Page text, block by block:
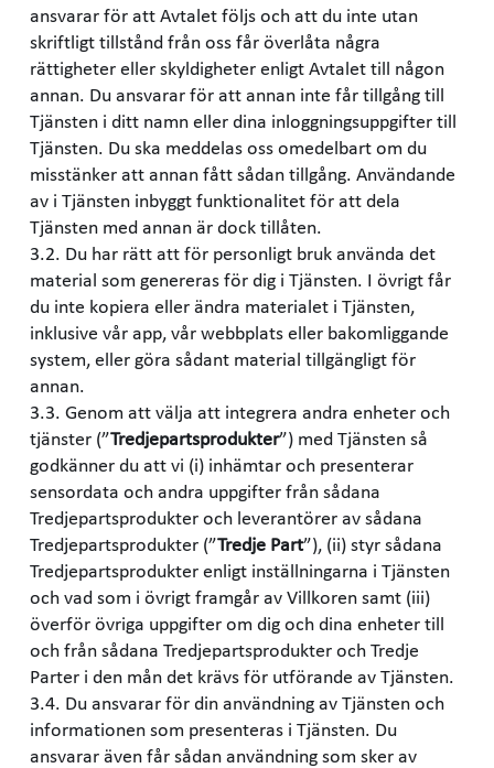
ansvarar för att Avtalet följs och att du inte utan
skriftligt tillstånd från oss får överlåta några
rättigheter eller skyldigheter enligt Avtalet till någon
annan. Du ansvarar för att annan inte får tillgång till
Tjänsten i ditt namn eller dina inloggningsuppgifter till
Tjänsten. Du ska meddelas oss omedelbart om du
misstänker att annan fått sådan tillgång. Användande
av i Tjänsten inbyggt funktionalitet för att dela
Tjänsten med annan är dock tillåten.
3.2. Du har rätt att för personligt bruk använda det
material som genereras för dig i Tjänsten. I övrigt får
du inte kopiera eller ändra materialet i Tjänsten,
inklusive vår app, vår webbplats eller bakomliggande
system, eller göra sådant material tillgängligt för
annan.
3.3. Genom att välja att integrera andra enheter och
tjänster (”Tredjepartsprodukter”) med Tjänsten så
godkänner du att vi (i) inhämtar och presenterar
sensordata och andra uppgifter från sådana
Tredjepartsprodukter och leverantörer av sådana
Tredjepartsprodukter (”Tredje Part”), (ii) styr sådana
Tredjepartsprodukter enligt inställningarna i Tjänsten
och vad som i övrigt framgår av Villkoren samt (iii)
överför övriga uppgifter om dig och dina enheter till
och från sådana Tredjepartsprodukter och Tredje
Parter i den mån det krävs för utförande av Tjänsten.
3.4. Du ansvarar för din användning av Tjänsten och
informationen som presenteras i Tjänsten. Du
ansvarar även får sådan användning som sker av